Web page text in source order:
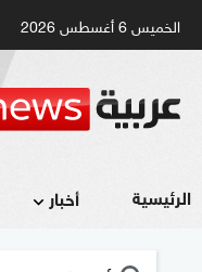
الخميس 6 أغسطس 2026
الرئيسية أخبار